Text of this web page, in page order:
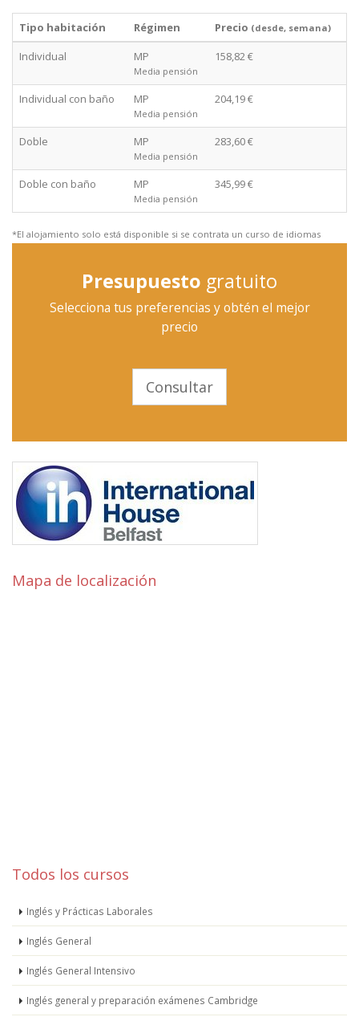
Tipo habitación Régimen Precio (desde, semana)
Individual MP
Media pensión
158,82 €
Individual con baño MP
Media pensión
204,19 €
Doble MP
Media pensión
283,60 €
Doble con baño MP
Media pensión
345,99 €
*El alojamiento solo está disponible si se contrata un curso de idiomas
Presupuesto gratuito
Selecciona tus preferencias y obtén el mejor
precio
Consultar
Mapa de localización
Todos los cursos
Inglés y Prácticas Laborales
Inglés General
Inglés General Intensivo
Inglés general y preparación exámenes Cambridge